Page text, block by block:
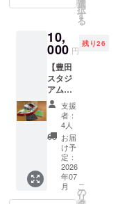
等が使
用でき
なった
場合、
私たち
にでき
る限り
のケア
はさせ
ていた
だきま
すが、
それ以
上の対
場合、
私たち
る限り
のケア
はさせ
ていた
だきま
すが、
それ以
上の対
応は出
来かね
ます。
入くだ
さい。
＞ ベン
チ記銘
憩いの
ベンチ
山田 次
郎 山田
花子 芳
名板 山
田 太郎
＜例②
＞ ベン
チ記銘
お名前
をご記
さい。
＜例①
＞ ベン
チ記銘
豊田に
寄り添
う 憩い
の場 ロ
ゴ希望
芳名板
株式会
社豊田
内「コ
ガーデ
ン」公
式サ
ポー
ター ・
個人プ
ラン 】
5,000円
のリ
ターン
と同じ
内容に
なりま
す。
入くだ
パーク
応援
コース
3,000
円、
10,000
円のリ
ターン
と同じ
内容に
なりま
す。
名のお
名前を
くださ
い。
掲載希
望がな
い場合
は、
「掲載
不要」
とご記
入くだ
さい。
このリ
ヴェル
デロッ
ソ」で
のペア
食事券×
１枚 ・
食事内
容 プ
レミア
ムラン
チ+ドリ
ンク
バー ・
お電話
でご予
選
択
す
る
10,
000 円
残り26
【豊田
スタジ
アムオ
リジナ
ルグッ
ズコー
ス
（フィ
ナン
シェ、
コー
ヒー、
ペー
支援
者：
4人
お届
け予
定：
2026
年07
月
こ
の
リ